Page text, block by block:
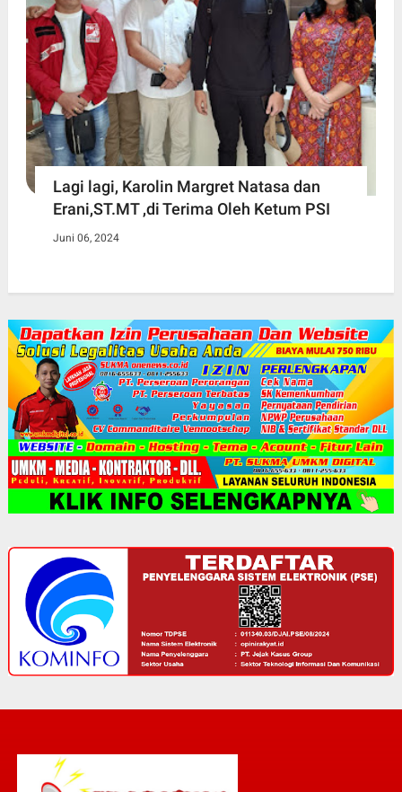
Lagi lagi, Karolin Margret Natasa dan
Erani,ST.MT ,di Terima Oleh Ketum PSI
Juni 06, 2024